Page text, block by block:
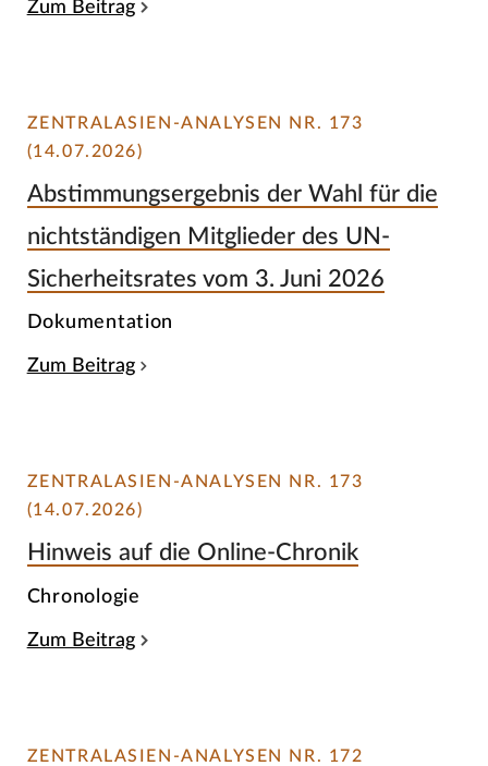
Zum Beitrag
ZENTRALASIEN-ANALYSEN NR. 173
(14.07.2026)
Abstimmungsergebnis der Wahl für die
nichtständigen Mitglieder des UN-
Sicherheitsrates vom 3. Juni 2026
Dokumentation
Zum Beitrag
ZENTRALASIEN-ANALYSEN NR. 173
(14.07.2026)
Hinweis auf die Online-Chronik
Chronologie
Zum Beitrag
ZENTRALASIEN-ANALYSEN NR. 172